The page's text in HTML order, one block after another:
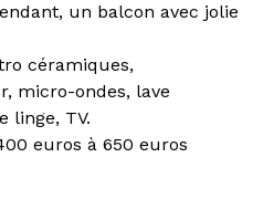
un balcon avec jolie
céramiques,
micro-ondes, lave
linge, TV.
euros à 650 euros